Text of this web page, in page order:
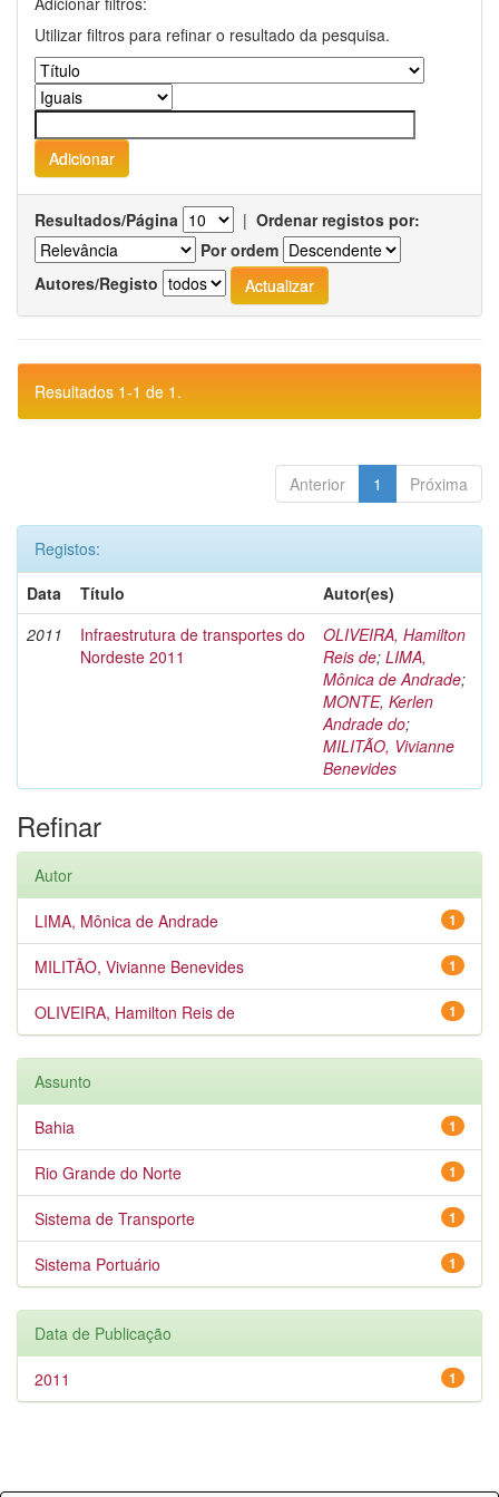
Utilizar filtros para refinar o resultado da pesquisa.
Resultados/Página | Ordenar registos por:
Por ordem
Autores/Registo
Resultados 1-1 de 1.
Anterior 1 Próxima
Registos:
Data
Título
Autor(es)
2011
Infraestrutura de transportes do
Nordeste 2011
OLIVEIRA, Hamilton
Reis de; LIMA,
Mônica de Andrade;
MONTE, Kerlen
Andrade do;
MILITÃO, Vivianne
Benevides
Refinar
Autor
1
LIMA, Mônica de Andrade
1
MILITÃO, Vivianne Benevides
1
OLIVEIRA, Hamilton Reis de
Assunto
1
Bahia
1
Rio Grande do Norte
1
Sistema de Transporte
1
Sistema Portuário
Data de Publicação
1
2011